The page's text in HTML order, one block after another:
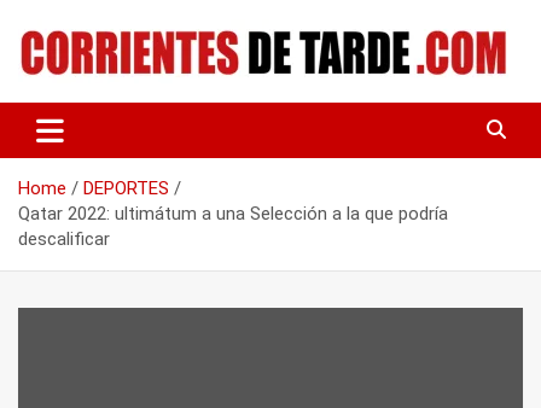
content
CORRIENTES DE TARDE
Home
DEPORTES
Qatar 2022: ultimátum a una Selección a la que podría
descalificar